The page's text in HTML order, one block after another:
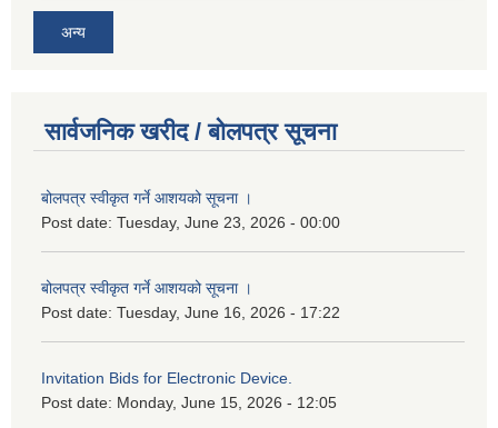
अन्य
सार्वजनिक खरीद / बोलपत्र सूचना
बोलपत्र स्वीकृत गर्ने आशयको सूचना ।
Post date: Tuesday, June 23, 2026 - 00:00
बोलपत्र स्वीकृत गर्ने आशयको सूचना ।
Post date: Tuesday, June 16, 2026 - 17:22
Invitation Bids for Electronic Device.
Post date: Monday, June 15, 2026 - 12:05